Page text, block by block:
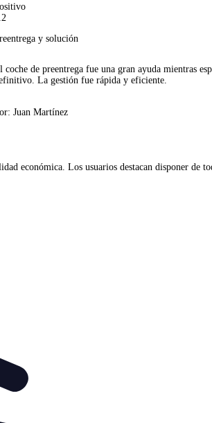
y solución
de preentrega fue una gran ayuda mientras
La gestión fue rápida y eficiente.
Juan Martínez
económica. Los usuarios destacan disponer de